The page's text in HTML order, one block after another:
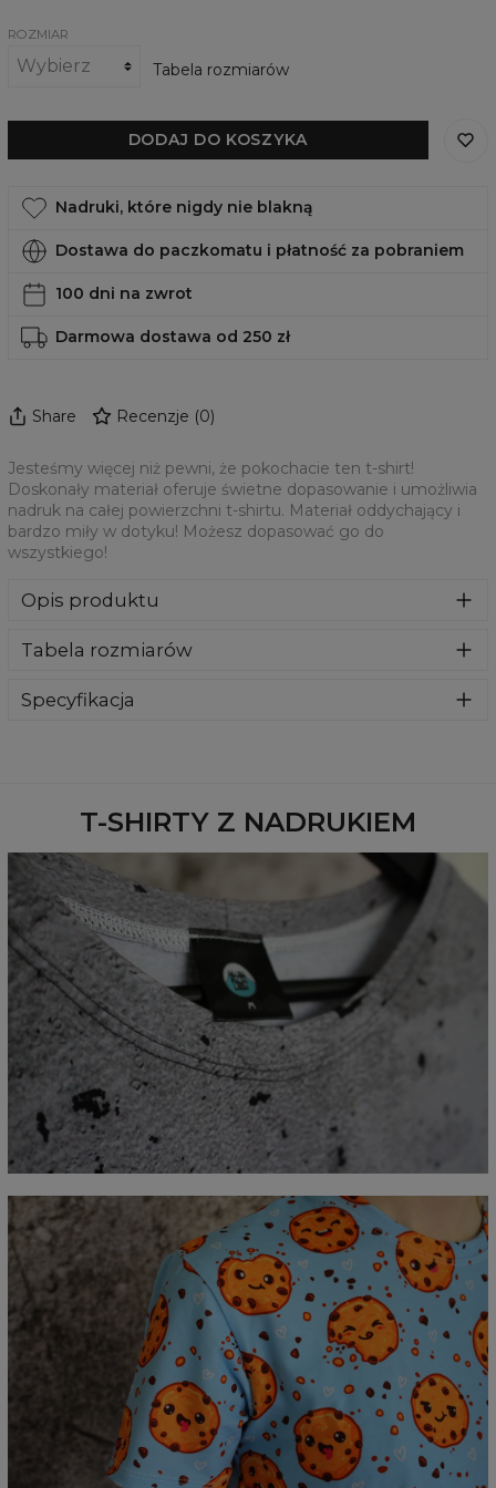
ROZMIAR
Tabela rozmiarów
DODAJ DO KOSZYKA
Nadruki, które nigdy nie blakną
Dostawa do paczkomatu i płatność za pobraniem
100 dni na zwrot
Darmowa dostawa od 250 zł
Share Recenzje (0)
Jesteśmy więcej niż pewni, że pokochacie ten t-shirt!
Doskonały materiał oferuje świetne dopasowanie i umożliwia
nadruk na całej powierzchni t-shirtu. Materiał oddychający i
bardzo miły w dotyku! Możesz dopasować go do
wszystkiego!
Opis produktu
Doskonały materiał oferuje świetne dopasowanie i
oddychający i bardzo miły w dotyku! Możesz dopasować
Tabela rozmiarów
Mierzone na płasko
CM
XS S M
A - Długość
67 69
B - Sz.klatki piersiowej
47 50 53 59
C - Długość rękawów
18,5 19,5 20,5
Specyfikacja
T-SHIRTY Z NADRUKIEM